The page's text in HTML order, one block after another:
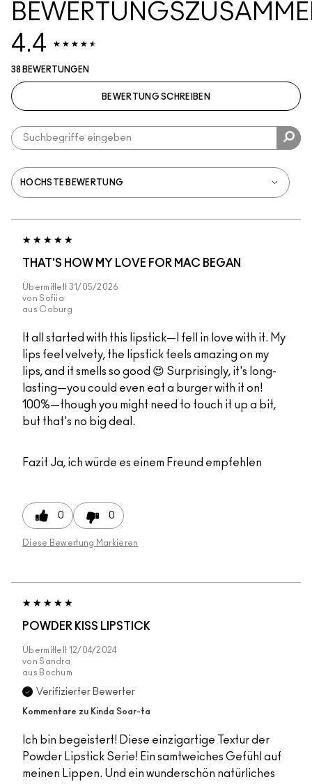
4.4
38 BEWERTUNGEN
BEWERTUNG SCHREIBEN
THAT'S HOW MY LOVE FOR MAC BEGAN
Übermittelt 31/05/2026
von Sofiia
aus Coburg
It all started with this lipstick—I fell in love with it. My
lips feel velvety, the lipstick feels amazing on my
lips, and it smells so good 😍 Surprisingly, it's long-
lasting—you could even eat a burger with it on!
100%—though you might need to touch it up a bit,
but that's no big deal.
Fazit Ja, ich würde es einem Freund empfehlen
0 0
Diese Bewertung Markieren
POWDER KISS LIPSTICK
Übermittelt 12/04/2024
von Sandra
aus Bochum
Verifizierter Bewerter
Kommentare zu Kinda Soar-ta
Ich bin begeistert! Diese einzigartige Textur der
Powder Lipstick Serie! Ein samtweiches Gefühl auf
meinen Lippen. Und ein wunderschön natürliches